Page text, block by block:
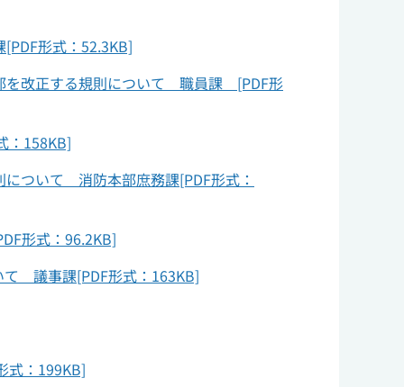
形式：52.3KB]
を改正する規則について 職員課 [PDF形
：158KB]
ついて 消防本部庶務課[PDF形式：
形式：96.2KB]
て 議事課[PDF形式：163KB]
式：199KB]